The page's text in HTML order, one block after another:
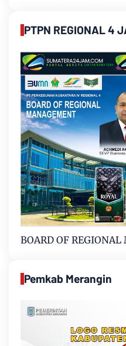
PTPN REGIONAL 4
BOARD OF
Pemkab Merangin